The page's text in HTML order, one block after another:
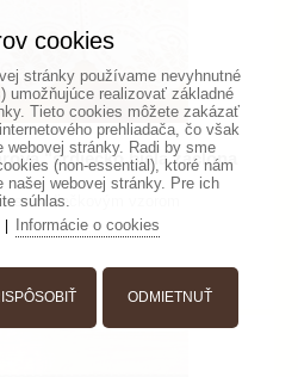
"srdiečko biela záclona
so srdiečkovým vzorom
cookies
stránky používame nevyhnutné
umožňujúce realizovať základné
Tieto cookies môžete zakázať
prehliadača, čo však
webovej stránky. Radi by sme
(non-essential), ktoré nám
našej webovej stránky. Pre ich
súhlas.
Informácie o cookies
ODMIETNUŤ